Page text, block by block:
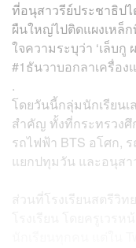
ที่อนุสาวรีย์ประชาธิปไ
ผืนใหญ่ไปติดแผงเหล็
ใจความระบุว่า ‘เล็บ
#1ธันวาบอกลาเครื่อง
.
โดยวันนี้กลุ่มนักเรียนเ
สำคัญ ทั้งที่กระทรวงศึ
รถไฟฟ้า BTS อโศก,
แยกปทุมวัน และอนุสา
ส่วนที่โรงเรียนสตรีวิ